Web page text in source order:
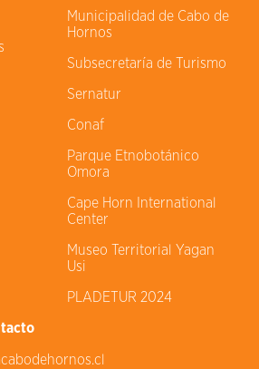
Municipalidad de Cabo de
Hornos
Subsecretaría de Turismo
Sernatur
Conaf
Parque Etnobotánico
Omora
Cape Horn International
Center
Museo Territorial Yagan
Usi
PLADETUR 2024